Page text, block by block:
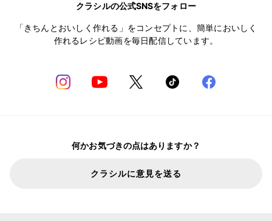
クラシルの公式SNSをフォロー
「きちんとおいしく作れる」をコンセプトに、簡単においしく
作れるレシピ動画を毎日配信しています。
何かお気づきの点はありますか？
クラシルに意見を送る